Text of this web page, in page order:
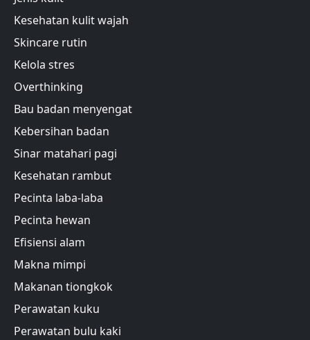
Kesehatan kulit wajah
Skincare rutin
Kelola stres
Overthinking
Bau badan menyengat
Kebersihan badan
Sinar matahari pagi
Kesehatan rambut
Pecinta laba-laba
Pecinta hewan
Efisiensi alam
Makna mimpi
Makanan tiongkok
Perawatan kuku
Perawatan bulu kaki